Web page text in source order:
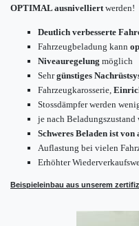
OPTIMAL ausnivelliert werden!
Deutlich verbesserte
Fahrzeugbeladung kann
Niveauregelung möglich
Sehrgünstiges
Fahrzeugkarosserie,
Stossdämpfer werden
je nach Beladungszustand
Schweres Beladen ist
Auflastung bei vielen
Erhöhter
Beispieleinbau aus unserem
Prüf-